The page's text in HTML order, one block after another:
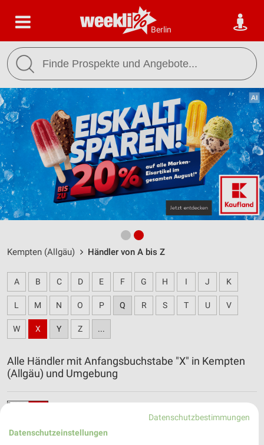
Berlin
Kempten (Allgäu) Händler von A bis Z
A B C D E F G H I J K
L M N O P Q R S T U V
W X Y Z ...
Alle Händler mit Anfangsbuchstabe "X" in Kempten
(Allgäu) und Umgebung
Datenschutzbestimmungen
Datenschutzeinstellungen